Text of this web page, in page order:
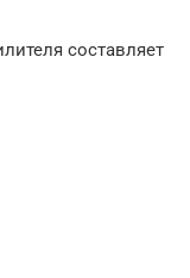
составляет